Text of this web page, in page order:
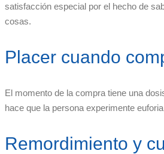
satisfacción especial por el hecho de
cosas.
Placer cuando
El momento de la compra tiene una
hace que la persona experimente
Remordimiento y